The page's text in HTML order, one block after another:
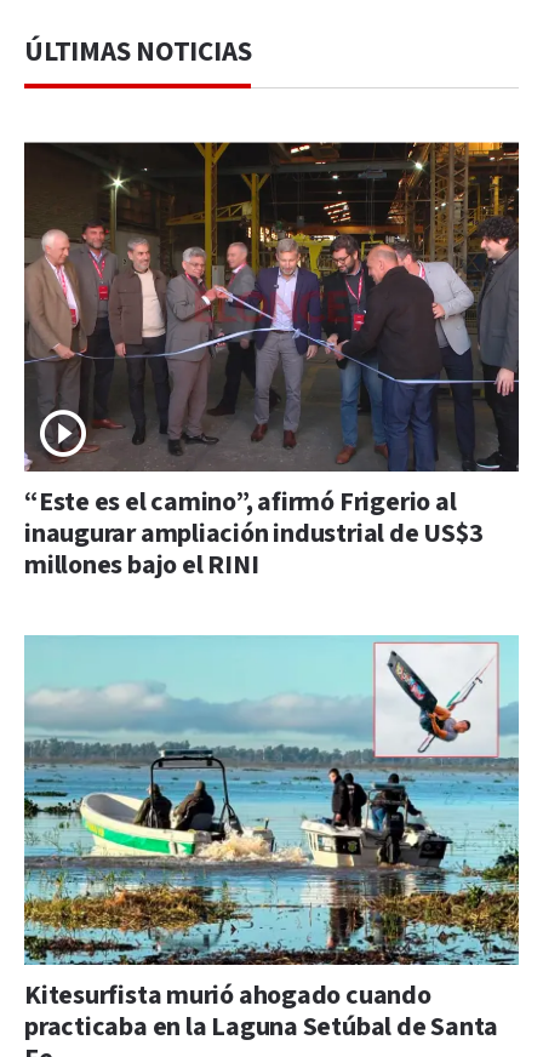
ÚLTIMAS NOTICIAS
“Este es el camino”, afirmó Frigerio al
inaugurar ampliación industrial de US$3
millones bajo el RINI
Kitesurfista murió ahogado cuando
practicaba en la Laguna Setúbal de Santa